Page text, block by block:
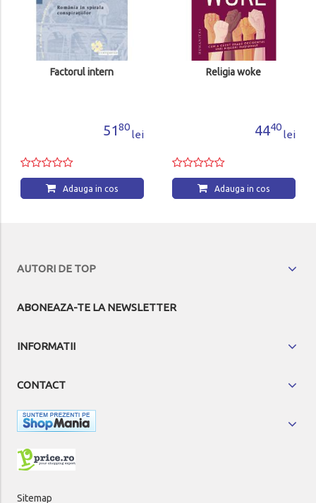
Factorul intern
5180
lei
Adauga in cos
Religia woke
4440
lei
Adauga in cos
AUTORI DE TOP
ABONEAZA-TE LA NEWSLETTER
INFORMATII
CONTACT
Sitemap